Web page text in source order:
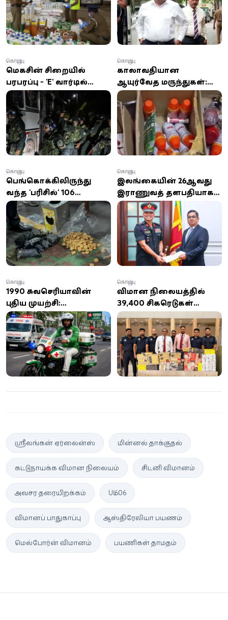
பறிமுதல்!
மெகசின் சிறையில்
பரபரப்பு - 'E' வார்டில்
கைதிகள்
அமைதியின்மை;
பாதுகாப்பு
பலப்படுத்தப்பட்டது!
கொழும்பு
காலாவதியான
ஆயுர்வேத மருந்துகள்:
920 பொருட்கள் சீல் வைப்பு
- கொழும்பு
நிறுவனத்துக்கு அபராதம்
கொழும்பு
பெங்கொக்கிலிருந்து
வந்த 'பரிசில்' 106
மில்லியன் ரூபாய்
பெறுமதியான
போதைப்பொருள்
சிக்கியது!
கொழும்பு
இலங்கையின் 26ஆவது
இராணுவத் தளபதியாக
லெப்டினன்ட் ஜெனரல்
நிலந்த பிரேமரத்ன
நியமனம்
கொழும்பு
1990 சுவசெரியாவின்
புதிய முயற்சி:
கொழும்பில் மோட்டார்
சைக்கிள் அவசர
மருத்துவ சேவை
கொழும்பு
விமான நிலையத்தில்
39,400 சிகரெட்டுகள்
பறிமுதல்:
வெளிநாட்டவருக்கு
250,000 ரூபாய் அபராதம்
கொழும்பு
ஸ்ரீலங்கன் ஏர்லைன்ஸ் மின்னல் தாக்குதல்
கட்டுநாயக்க விமான நிலையம் சிட்னி விமானம்
அவசர தரையிறக்கம் UL 606
விமானப் பாதுகாப்பு ஆஸ்திரேலியா பயணம்
மெல்போர்ன் விமானம் பயணிகள் தாமதம்